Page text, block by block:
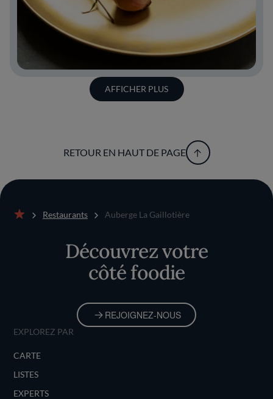
AFFICHER PLUS
RETOUR EN HAUT DE PAGE
Restaurants Auberge La Gaillotière
Découvrez votre
côté foodie
REJOIGNEZ-NOUS
EXPLOREZ PAR
CARTE
LISTES
EXPERTS